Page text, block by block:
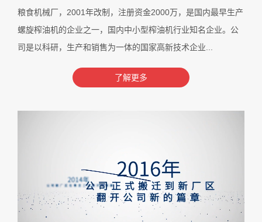
粮食机械厂，2001年改制，注册资金2000万，是国内最早生产
螺旋榨油机的企业之一，国内中小型榨油机行业知名企业。公
司是以科研，生产和销售为一体的国家高新技术企业...
了解更多